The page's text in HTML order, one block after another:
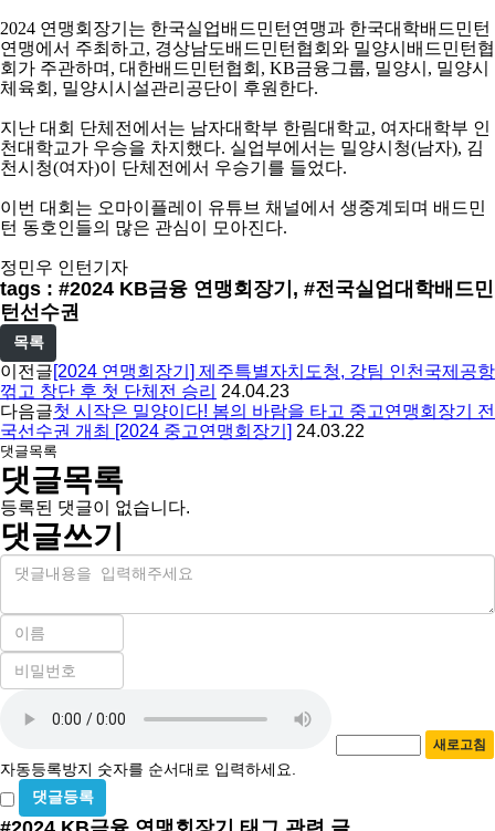
2024 연맹회장기는 한국실업배드민턴연맹과 한국대학배드민턴
연맹에서 주최하고, 경상남도배드민턴협회와 밀양시배드민턴협
회가 주관하며 , 대한배드민턴협회 , KB금융그룹, 밀양시 , 밀양시
체육회 , 밀양시시설관리공단이 후원한다.
지난 대회 단체전에서는 남자대학부 한림대학교, 여자대학부 인
천대학교가 우승을 차지했다. 실업부에서는 밀양시청(남자), 김
천시청(여자)이 단체전에서 우승기를 들었다.
이번 대회는 오마이플레이 유튜브 채널에서 생중계되며 배드민
턴 동호인들의 많은 관심이 모아진다.
정민우 인턴기자
tags : #2024 KB금융 연맹회장기, #전국실업대학배드민
턴선수권
목록
이전글[2024 연맹회장기] 제주특별자치도청, 강팀 인천국제공항
꺾고 창단 후 첫 단체전 승리 24.04.23
다음글첫 시작은 밀양이다! 봄의 바람을 타고 중고연맹회장기 전
국선수권 개최 [2024 중고연맹회장기] 24.03.22
댓글목록
댓글목록
등록된 댓글이 없습니다.
댓글쓰기
내
이
필
수
비
밀
수
록
방
새로고침
자동등록방지 숫자를 순서대로 입력하세요.
비
밀